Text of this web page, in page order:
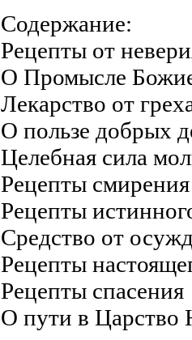
Содержание:
Рецепты от
О Промысле
Лекарство от
О пользе добрых
Целебная сила
Рецепты смирения
Рецепты
Средство от
Рецепты
Рецепты спасения
О пути в Царство